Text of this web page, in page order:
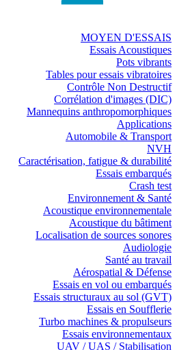
MOYEN D'ESSAIS
Essais Acoustiques
Pots vibrants
Tables pour essais vibratoires
Contrôle Non Destructif
Corrélation d'images (DIC)
Mannequins anthropomorphiques
Applications
Automobile & Transport
NVH
Caractérisation, fatigue & durabilité
Essais embarqués
Crash test
Environnement & Santé
Acoustique environnementale
Acoustique du bâtiment
Localisation de sources sonores
Audiologie
Santé au travail
Aérospatial & Défense
Essais en vol ou embarqués
Essais structuraux au sol (GVT)
Essais en Soufflerie
Turbo machines & propulseurs
Essais environnementaux
UAV / UAS / Stabilisation